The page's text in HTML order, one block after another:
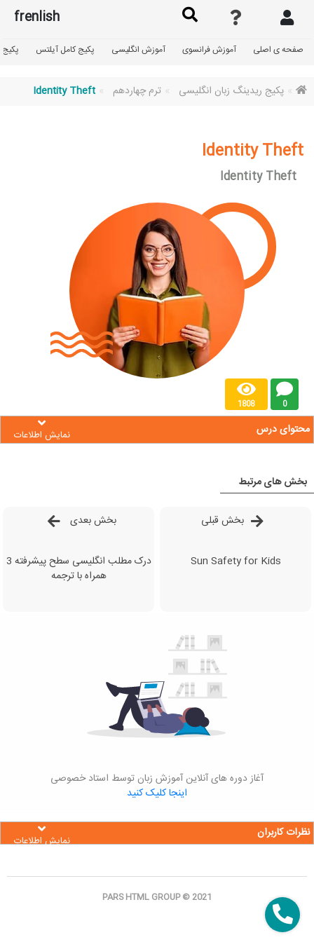
frenlish
صفحه ی اصلی آموزش فرانسوی آموزش انگلیسی پکیج کامل آیلتس پکیج
پکیج ریدینگ زبان انگلیسی ترم چهاردهم Identity Theft
Identity Theft
Identity Theft
1808 0
محتوای درس نمایش اطلاعات
بخش های مرتبط
بخش قبلی
Sun Safety for Kids
بخش بعدی
درک مطلب انگلیسی سطح پیشرفته 3
همراه با ترجمه
آغاز دوره های آنلاین آموزش زبان توسط استاد خصوصی
اینجا کلیک کنید
نظرات کاربران نمایش اطلاعات
PARS HTML GROUP © 2021